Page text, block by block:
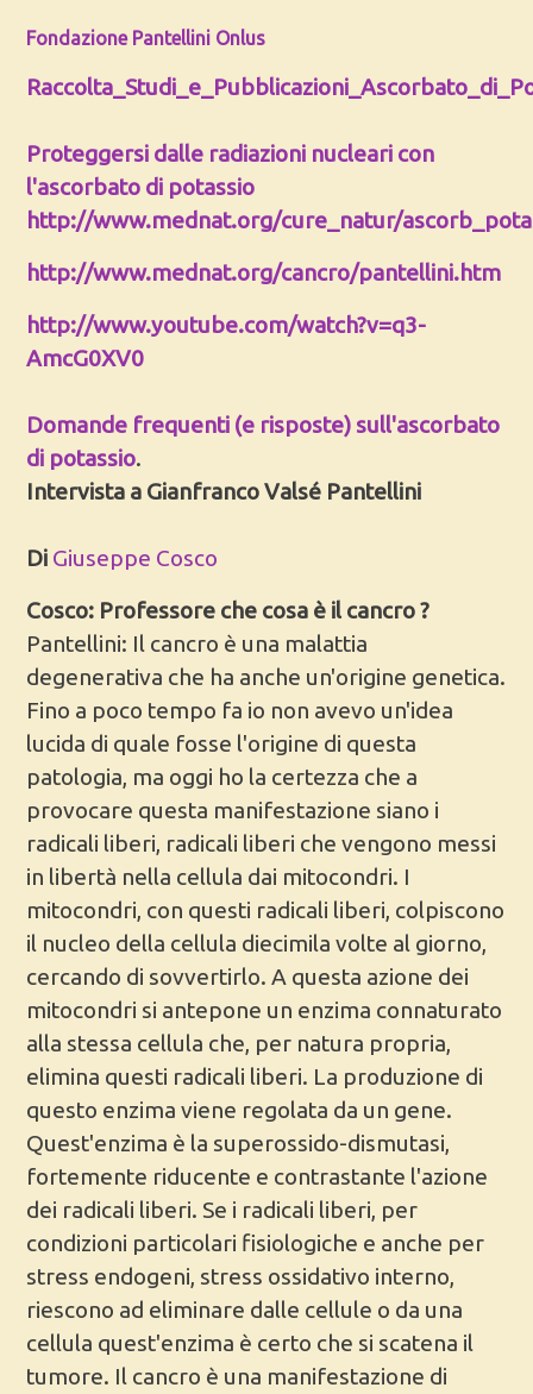
Fondazione Pantellini Onlus
Proteggersi dalle radiazioni nucleari con
l'ascorbato di potassio
http://www.mednat.org/cure_natur/
http://www.mednat.org/cancro/pantellini.htm
http://www.youtube.com/watch?v=q3-
AmcG0XV0
Domande frequenti (e risposte) sull'ascorbato
di potassio.
Intervista a Gianfranco Valsé Pantellini
Di Giuseppe Cosco
Cosco: Professore che cosa è il cancro ?
Pantellini: Il cancro è una malattia
degenerativa che ha anche un'origine genetica.
Fino a poco tempo fa io non avevo un'idea
lucida di quale fosse l'origine di questa
patologia, ma oggi ho la certezza che a
provocare questa manifestazione siano i
radicali liberi, radicali liberi che vengono messi
in libertà nella cellula dai mitocondri. I
mitocondri, con questi radicali liberi, colpiscono
il nucleo della cellula diecimila volte al giorno,
cercando di sovvertirlo. A questa azione dei
mitocondri si antepone un enzima connaturato
alla stessa cellula che, per natura propria,
elimina questi radicali liberi. La produzione di
questo enzima viene regolata da un gene.
Quest'enzima è la superossido-dismutasi,
fortemente riducente e contrastante l'azione
dei radicali liberi. Se i radicali liberi, per
condizioni particolari fisiologiche e anche per
stress endogeni, stress ossidativo interno,
riescono ad eliminare dalle cellule o da una
cellula quest'enzima è certo che si scatena il
tumore. Il cancro è una manifestazione di